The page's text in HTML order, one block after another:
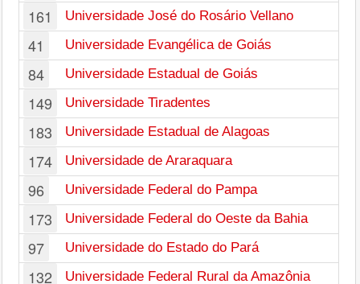
161 Universidade José do Rosário Vellano
41 Universidade Evangélica de Goiás
84 Universidade Estadual de Goiás
149 Universidade Tiradentes
183 Universidade Estadual de Alagoas
174 Universidade de Araraquara
96 Universidade Federal do Pampa
173 Universidade Federal do Oeste da Bahia
97 Universidade do Estado do Pará
132 Universidade Federal Rural da Amazônia